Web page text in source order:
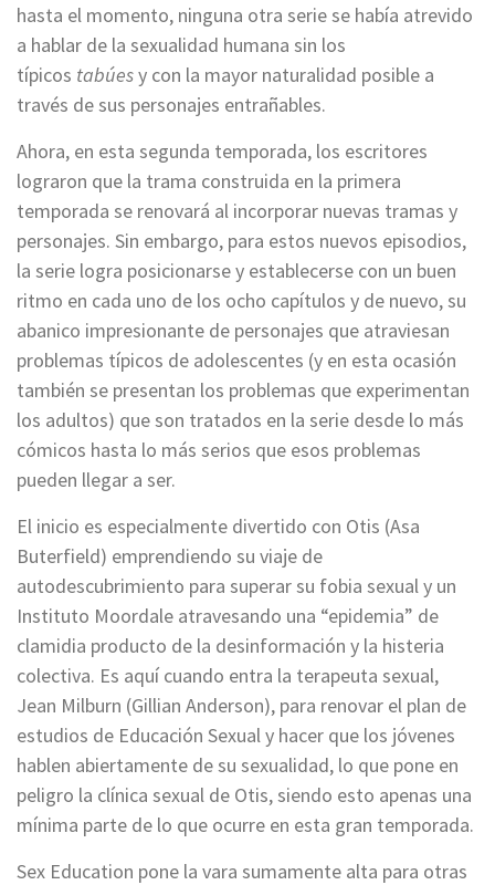
hasta el momento, ninguna otra serie se había atrevido
a hablar de la sexualidad humana sin los
típicos tabúesy con la mayor naturalidad posible a
través de sus personajes entrañables.
Ahora, en esta segunda temporada, los escritores
lograron que la trama construida en la primera
temporada se renovará al incorporar nuevas tramas y
personajes. Sin embargo, para estos nuevos episodios,
la serie logra posicionarse y establecerse con un buen
ritmo en cada uno de los ocho capítulos y de nuevo, su
abanico impresionante de personajes que atraviesan
problemas típicos de adolescentes (y en esta ocasión
también se presentan los problemas que experimentan
los adultos) que son tratados en la serie desde lo más
cómicos hasta lo más serios que esos problemas
pueden llegar a ser.
El inicio es especialmente divertido con Otis (Asa
Buterfield) emprendiendo su viaje de
autodescubrimiento para superar su fobia sexual y un
Instituto Moordale atravesando una “epidemia” de
clamidia producto de la desinformación y la histeria
colectiva. Es aquí cuando entra la terapeuta sexual,
Jean Milburn (Gillian Anderson), para renovar el plan de
estudios de Educación Sexual y hacer que los jóvenes
hablen abiertamente de su sexualidad, lo que pone en
peligro la clínica sexual de Otis, siendo esto apenas una
mínima parte de lo que ocurre en esta gran temporada.
Sex Education pone la vara sumamente alta para otras